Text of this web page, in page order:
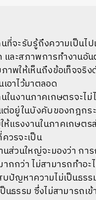
ที่จะรับรู้ถึงความเป็นไ
และสภาพการทำงานอั
าพให้เห็นถึงข้อเท็จจริ
อาไว้มาตลอด
ในงานภาคเกษตรจะ
ต่อยู่ในบังคับของกฎกร
แรงงานในภาคเกษต
วรจะเป็น
นส่วนใหญ่จะมองว่า การ
กกว่า ไม่สามารถทำอ
ปัญหาความไม่เป็นธร
นธรรม ซึ่งไม่สามารถ